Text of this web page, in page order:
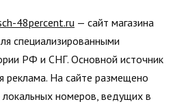
48percent.ru — сайт магазина
специализированными
РФ и СНГ. Основной источник
реклама. На сайте размещено
номеров, ведущих в